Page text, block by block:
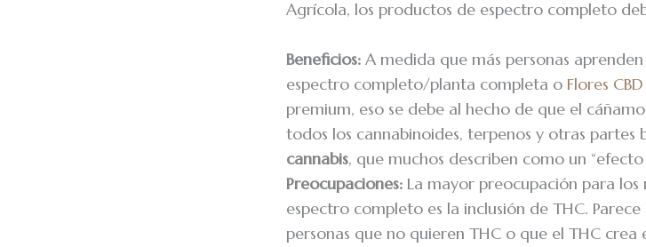
Agrícola, los productos de espectro completo
Beneficios: A medida que más personas
espectro completo/planta completa o Flores
premium, eso se debe al hecho de que el
todos los cannabinoides, terpenos y otras partes
cannabis, que muchos describen como un “efecto
Preocupaciones: La mayor preocupación para
espectro completo es la inclusión de THC.
personas que no quieren THC o que el THC crea